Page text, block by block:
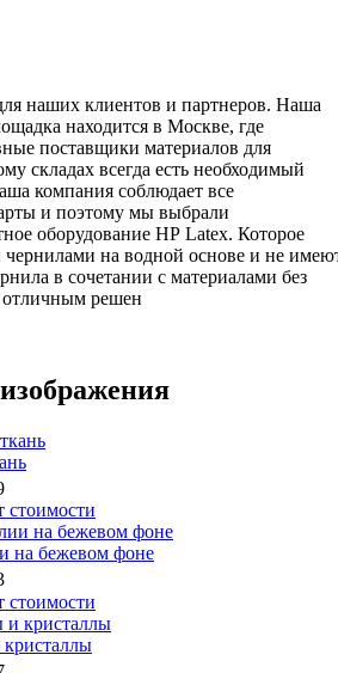
наших клиентов и партнеров. Наша
находится в Москве, где
поставщики материалов для
складах всегда есть необходимый
компания соблюдает все
и поэтому мы выбрали
оборудование НР Latex. Которое
чернилами на водной основе и не
в сочетании с материалами без
решен
стоимости
на бежевом фоне
стоимости